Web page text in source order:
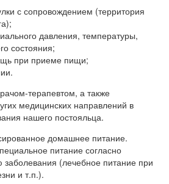
с сопровождением (территория
давления, температуры,
состояния;
при приеме пищи;
терапевтом, а также
медицинских направлений в
нашего постояльца.
домашнее питание.
питание согласно
(лечебное питание при
и т.п.).